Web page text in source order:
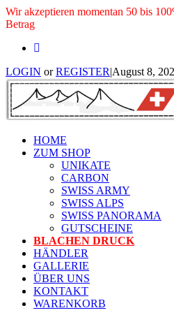
Wir akzeptieren momentan 50 bis
Betrag
LOGIN orREGISTER|August 8,
HOME
ZUM SHOP
UNIKATE
CARBON
SWISS ARMY
SWISS ALPS
SWISS PANORAMA
GUTSCHEINE
BLACHEN DRUCK
HÄNDLER
GALLERIE
ÜBER UNS
KONTAKT
WARENKORB